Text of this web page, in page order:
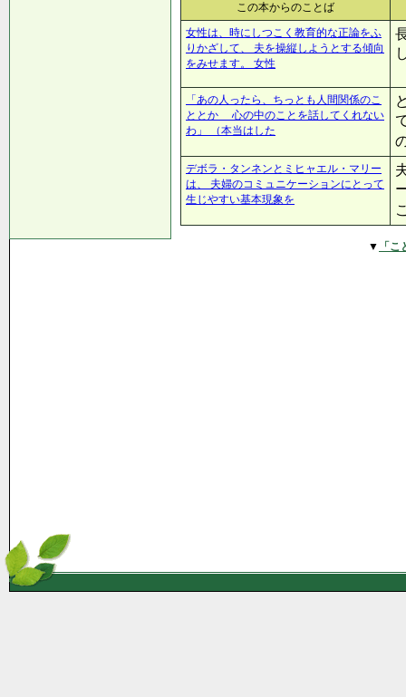
この本からのことば
女性は、時にしつこく教育的な正論をふ
りかざして、 夫を操縦しようとする傾向
をみせます。 女性
「あの人ったら、ちっとも人間関係のこ
ととか 心の中のことを話してくれない
わ」 （本当はした
デボラ・タンネンとミヒャエル・マリー
は、 夫婦のコミュニケーションにとって
生じやすい基本現象を
▼ 「